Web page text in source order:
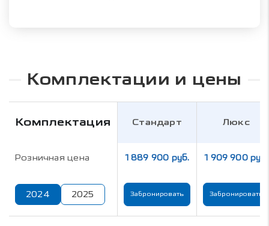
Комплектации и цены
Комплектация Стандарт Люкс
Розничная цена 1 889 900 руб. 1 909 900 руб.
2024 2025 Забронировать Забронировать